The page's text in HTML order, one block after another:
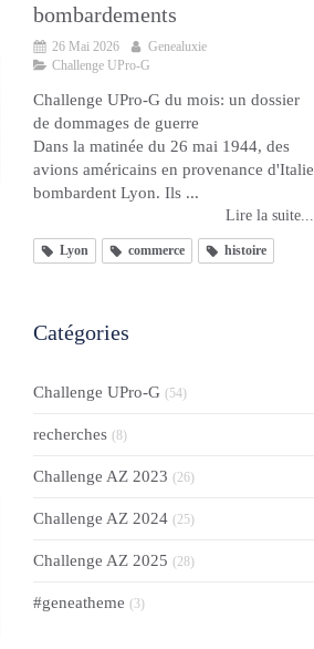
bombardements
26 Mai 2026
Genealuxie
Challenge UPro-G
Challenge UPro-G du mois: un dossier
de dommages de guerre
Dans la matinée du 26 mai 1944, des
avions américains en provenance d'Italie
bombardent Lyon. Ils ...
Lire la suite...
Lyon commerce histoire
Catégories
Challenge UPro-G (54)
recherches (8)
Challenge AZ 2023 (26)
Challenge AZ 2024 (25)
Challenge AZ 2025 (28)
#geneatheme (3)